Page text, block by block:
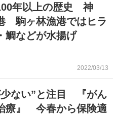
年以上の歴史 神
駒ヶ林漁港ではヒラ
鯛などが水揚げ
2022/03/13
少ない”と注目 『がん
療』 今春から保険適